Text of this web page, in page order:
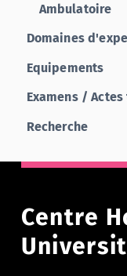
Ambulatoire
Domaines
Equipements
Examens /
Recherche
Centre